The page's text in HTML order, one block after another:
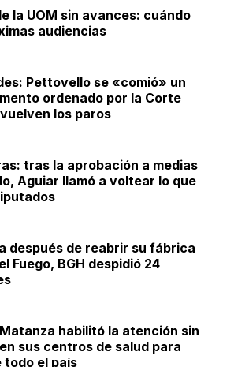
la UOM sin avances: cuándo
audiencias
Pettovello se «comió» un
ordenado por la Corte
los paros
tras la aprobación a medias
Aguiar llamó a voltear lo que
después de reabrir su fábrica
Fuego, BGH despidió 24
Matanza habilitó la atención sin
sus centros de salud para
todo el país